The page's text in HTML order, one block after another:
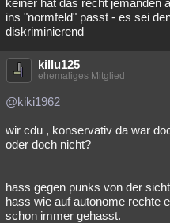
keiner hat das recht jemanden
ins "normfeld" passt - es sei
diskriminierend
killu125
ehemaliges Mitglied
@kiki1962
wir cdu , konservativ da war
oder doch nicht?
hass gegen punks von der
hass wie auf autonome rechte
schon immer gehasst.